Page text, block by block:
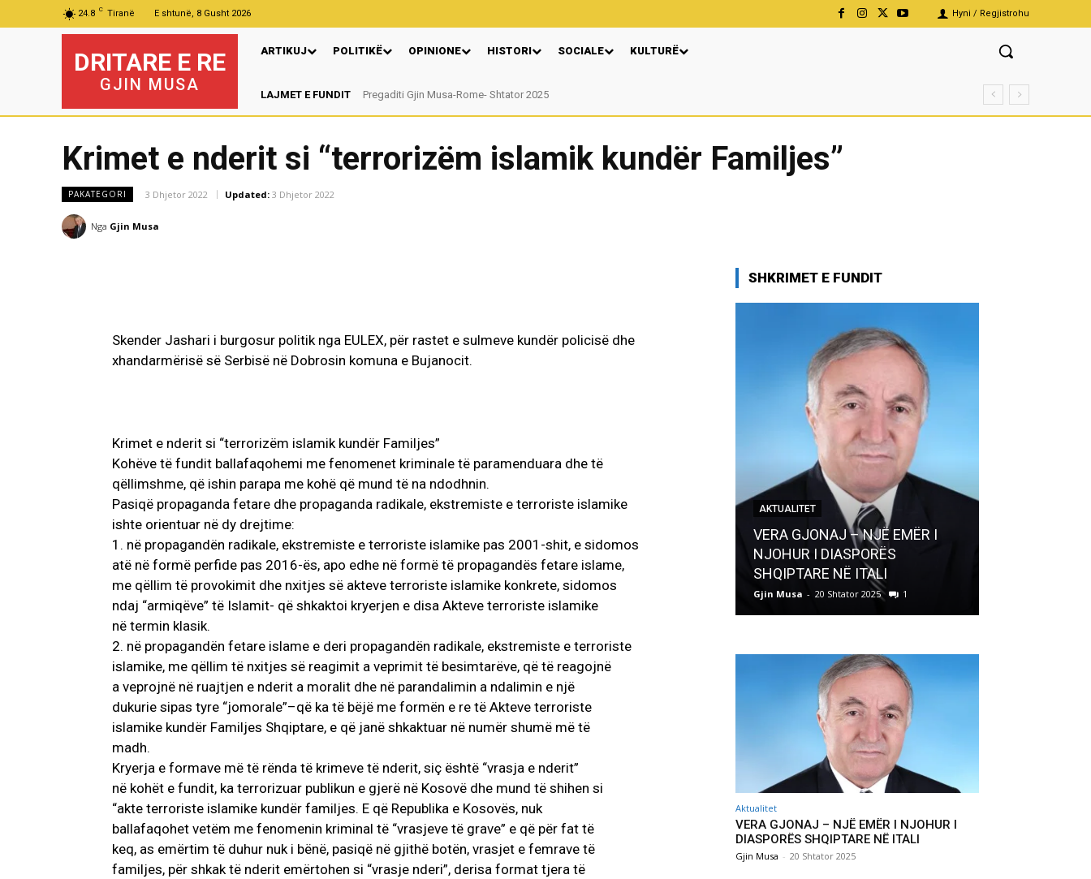
24.8 C Tiranë E shtunë, 8 Gusht 2026 Hyni / Regjistrohu
DRITARE E RE
GJIN MUSA
ARTIKUJ POLITIKË OPINIONE HISTORI SOCIALE KULTURË
LAJMET E FUNDIT Pregaditi Gjin Musa-Rome- Shtator 2025
Nga: Ndue Dedaj
Krimet e nderit si “terrorizëm islamik kundër Familjes”
PAKATEGORI 3 Dhjetor 2022 Updated: 3 Dhjetor 2022
Nga Gjin Musa
Skender Jashari i burgosur politik nga EULEX, për rastet e sulmeve kundër policisë dhe
xhandarmërisë së Serbisë në Dobrosin komuna e Bujanocit.
Krimet e nderit si “terrorizëm islamik kundër Familjes”
Kohëve të fundit ballafaqohemi me fenomenet kriminale të paramenduara dhe të
qëllimshme, që ishin parapa me kohë që mund të na ndodhnin.
Pasiqë propaganda fetare dhe propaganda radikale, ekstremiste e terroriste islamike
ishte orientuar në dy drejtime:
1. në propagandën radikale, ekstremiste e terroriste islamike pas 2001-shit, e sidomos
atë në formë perfide pas 2016-ës, apo edhe në formë të propagandës fetare islame,
me qëllim të provokimit dhe nxitjes së akteve terroriste islamike konkrete, sidomos
ndaj “armiqëve” të Islamit- që shkaktoi kryerjen e disa Akteve terroriste islamike
në termin klasik.
2. në propagandën fetare islame e deri propagandën radikale, ekstremiste e terroriste
islamike, me qëllim të nxitjes së reagimit a veprimit të besimtarëve, që të reagojnë
a veprojnë në ruajtjen e nderit a moralit dhe në parandalimin a ndalimin e një
dukurie sipas tyre “jomorale”–që ka të bëjë me formën e re të Akteve terroriste
islamike kundër Familjes Shqiptare, e që janë shkaktuar në numër shumë më të
madh.
Kryerja e formave më të rënda të krimeve të nderit, siç është “vrasja e nderit”
në kohët e fundit, ka terrorizuar publikun e gjerë në Kosovë dhe mund të shihen si
“akte terroriste islamike kundër familjes. E që Republika e Kosovës, nuk
ballafaqohet vetëm me fenomenin kriminal të “vrasjeve të grave” e që për fat të
keq, as emërtim të duhur nuk i bënë, pasiqë në gjithë botën, vrasjet e femrave të
familjes, për shkak të nderit emërtohen si “vrasje nderi”, derisa format tjera të
SHKRIMET E FUNDIT
AKTUALITET
VERA GJONAJ – NJË EMËR I
NJOHUR I DIASPORËS
SHQIPTARE NË ITALI
Gjin Musa - 20 Shtator 2025 1
Aktualitet
VERA GJONAJ – NJË EMËR I NJOHUR I
DIASPORËS SHQIPTARE NË ITALI
Gjin Musa - 20 Shtator 2025